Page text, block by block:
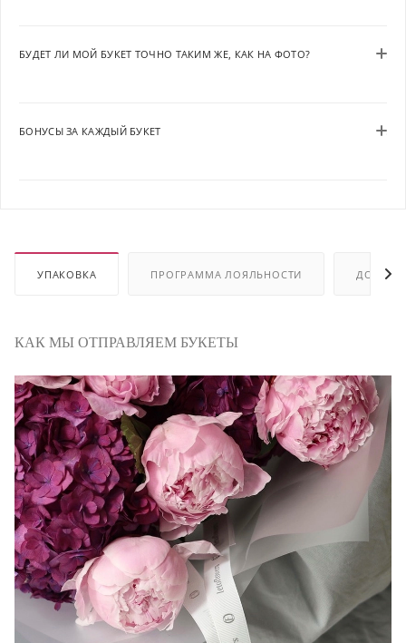
БУДЕТ ЛИ МОЙ БУКЕТ ТОЧНО ТАКИМ ЖЕ, КАК НА ФОТО?
БОНУСЫ ЗА КАЖДЫЙ БУКЕТ
УПАКОВКА ПРОГРАММА ЛОЯЛЬНОСТИ
КАК МЫ ОТПРАВЛЯЕМ БУКЕТЫ